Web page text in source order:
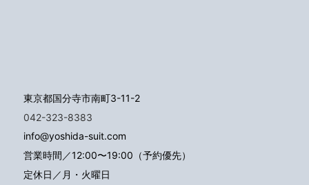
東京都国分寺市南町3-11-2
042-323-8383
info@yoshida-suit.com
営業時間／12:00〜19:00（予約優先）
定休日／月・火曜日